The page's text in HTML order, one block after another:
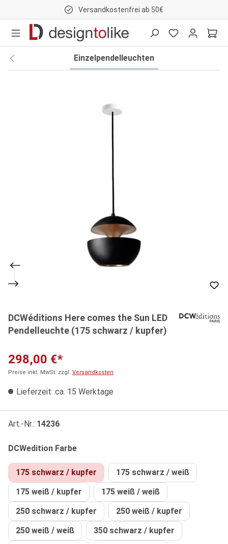
Versandkostenfrei ab 50€
Einzelpendelleuchten
DCWéditions Here comes the Sun LED
Pendelleuchte (175 schwarz / kupfer)
298,00 €*
Preise inkl. MwSt. zzgl. Versandkosten
Lieferzeit: ca. 15 Werktage
Art.-Nr.: 14236
DCWedition Farbeauswählen
175 schwarz / kupfer
175 schwarz / weiß
175 weiß / kupfer
175 weiß / weiß
250 schwarz / kupfer
250 weiß / kupfer
250 weiß / weiß
350 schwarz / kupfer